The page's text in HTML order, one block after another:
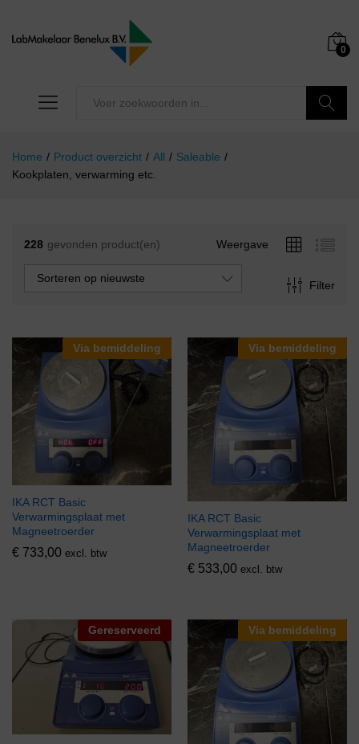
0
Home / Product overzicht / All / Saleable /
Kookplaten, verwarming etc.
228 gevonden product(en) Weergave
Filter
Sorteren op nieuwste
Via bemiddeling
IKA RCT Basic
Verwarmingsplaat met
Magneetroerder
€ 733,00 excl. btw
Via bemiddeling
IKA RCT Basic
Verwarmingsplaat met
Magneetroerder
€ 533,00 excl. btw
Gereserveerd Via bemiddeling